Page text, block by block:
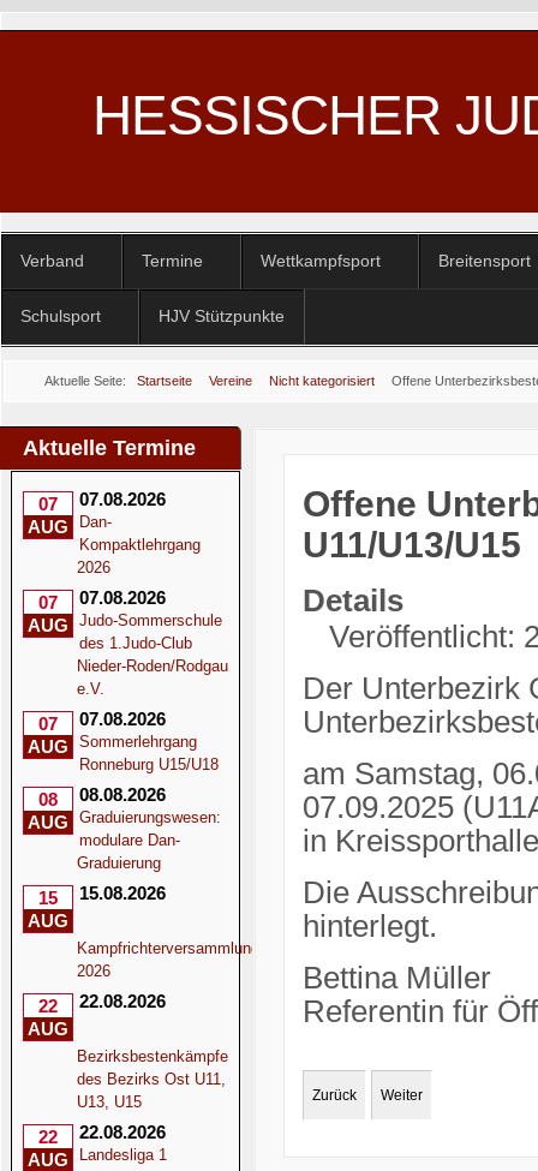
HESSISCHER
Verband Termine Wettkampfsport Breitensport
Schulsport HJV Stützpunkte
Aktuelle Seite: Startseite Vereine Nicht kategorisiert Offene
Aktuelle Termine
07
AUG
07.08.2026
Dan-
Kompaktlehrgang
2026
07
AUG
07.08.2026
Judo-Sommerschule
des 1.Judo-Club
Nieder-Roden/Rodgau
e.V.
07
AUG
07.08.2026
Sommerlehrgang
Ronneburg U15/U18
08
AUG
08.08.2026
Graduierungswesen:
modulare Dan-
Graduierung
15
AUG
15.08.2026
Kampfrichterversammlung
2026
22
AUG
22.08.2026
Bezirksbestenkämpfe
des Bezirks Ost U11,
U13, U15
22
AUG
22.08.2026
Landesliga 1
Offene
U11/U13/U15
Details
Veröffentlicht:
Der Unterbezirk
am Samstag,
07.09.2025
in
Die
hinterlegt.
Bettina Müller
Referentin für
Zurück Weiter